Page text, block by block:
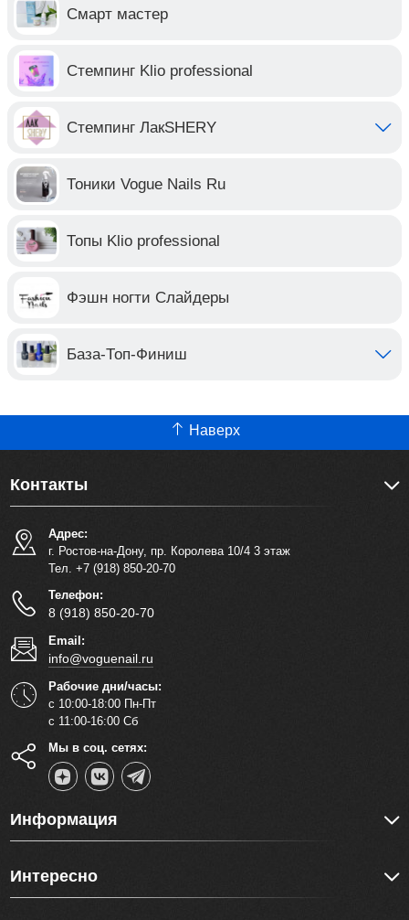
Смарт мастер
Стемпинг Klio professional
Стемпинг ЛакSHERY
Тоники Vogue Nails Ru
Топы Klio professional
Фэшн ногти Слайдеры
База-Топ-Финиш
Наверх
Контакты
Адрес:
г. Ростов-на-Дону, пр. Королева 10/4 3 этаж
Тел. +7 (918) 850-20-70
Телефон:
8 (918) 850-20-70
Email:
info@voguenail.ru
Рабочие дни/часы:
с 10:00-18:00 Пн-Пт
с 11:00-16:00 Сб
Мы в соц. сетях:
Информация
Интересно